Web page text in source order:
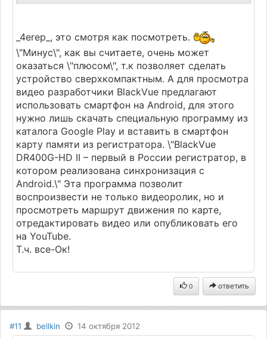
_4erep_, это смотря как посмотреть.
\"Минус\", как вы считаете, очень может
оказаться \"плюсом\", т.к позволяет сделать
устройство сверхкомпактным. А для просмотра
видео разработчики BlackVue предлагают
использовать смартфон на Android, для этого
нужно лишь скачать специальную программу из
каталога Google Play и вставить в смартфон
карту памяти из регистратора. \"BlackVue
DR400G-HD II – первый в России регистратор, в
котором реализована синхронизация с
Android.\" Эта программа позволит
воспроизвести не только видеоролик, но и
просмотреть маршрут движения по карте,
отредактировать видео или опубликовать его
на YouTube.
Т.ч. все-Ок!
0 ответить
#11 bellkin 14 октября 2012